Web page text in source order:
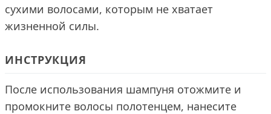
сухими волосами, которым не хватает
жизненной силы.
ИНСТРУКЦИЯ
После использования шампуня отожмите и
промокните волосы полотенцем, нанесите